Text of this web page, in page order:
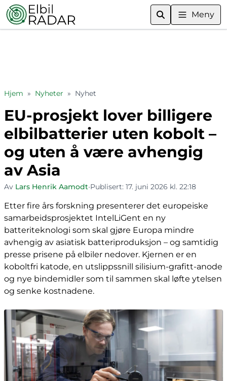
Meny
Hjem » Nyheter » Nyhet
EU-prosjekt lover billigere
elbilbatterier uten kobolt –
og uten å være avhengig
av Asia
Av Lars Henrik Aamodt•Publisert: 17. juni 2026 kl. 22:18
Etter fire års forskning presenterer det europeiske
samarbeidsprosjektet IntelLiGent en ny
batteriteknologi som skal gjøre Europa mindre
avhengig av asiatisk batteriproduksjon – og samtidig
presse prisene på elbiler nedover. Kjernen er en
koboltfri katode, en utslippssnill silisium-grafitt-anode
og nye bindemidler som til sammen skal løfte ytelsen
og senke kostnadene.